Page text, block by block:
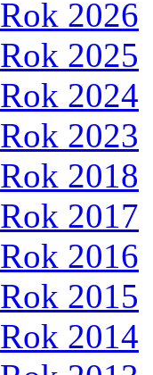
Rok 2026
Rok 2025
Rok 2024
Rok 2023
Rok 2018
Rok 2017
Rok 2016
Rok 2015
Rok 2014